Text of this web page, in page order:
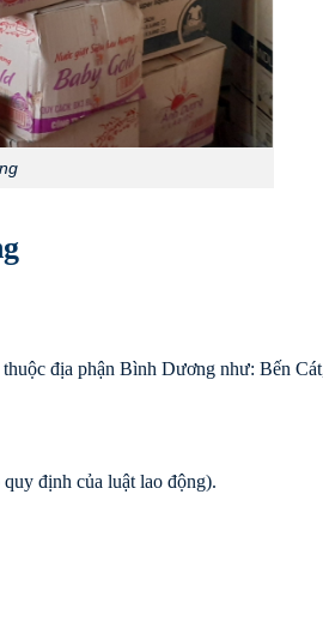
địa phận Bình Dương như: Bến
định của luật lao động).